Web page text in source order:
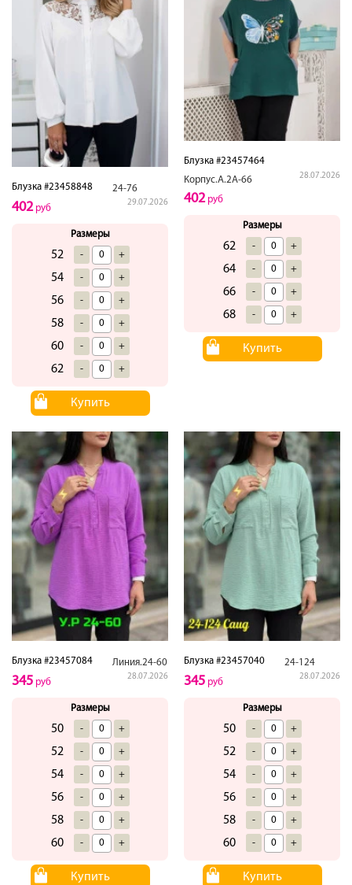
Блузка #23458848 24-76
29.07.2026
402руб
Размеры
52 - +
54 - +
56 - +
58 - +
60 - +
62 - +
Купить
Блузка #23457464
Корпус.А.2А-66
28.07.2026
402руб
Размеры
62 - +
64 - +
66 - +
68 - +
Купить
Блузка #23457084 Линия.24-60
28.07.2026
345 руб
Размеры
50 - +
52 - +
54 - +
56 - +
58 - +
60 - +
Купить
Блузка #23457040 24-124
28.07.2026
345 руб
Размеры
50 - +
52 - +
54 - +
56 - +
58 - +
60 - +
Купить